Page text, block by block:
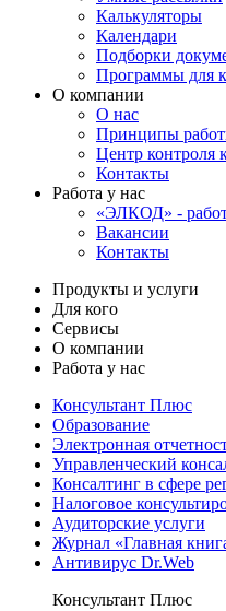
Калькуляторы
Календари
Подборки
Программы для
О компании
О нас
Принципы
Центр контроля
Контакты
Работа у нас
«ЭЛКОД» -
Вакансии
Контакты
Продукты и услуги
Для кого
Сервисы
О компании
Работа у нас
Консультант Плюс
Образование
Электронная
Управленческий
Консалтинг в сфере
Налоговое
Аудиторские услуги
Журнал «Главная
Антивирус Dr.Web
Консультант Плюс